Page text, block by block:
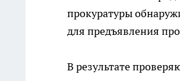
прокуратуры
для предъявления
В результате